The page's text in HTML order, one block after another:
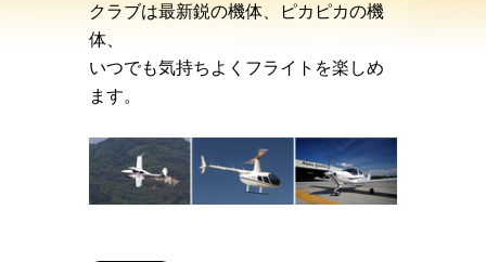
クラブは最新鋭の機体、ピカピカの機
体、
いつでも気持ちよくフライトを楽しめ
ます。